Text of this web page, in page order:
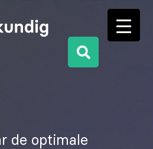
de optimale